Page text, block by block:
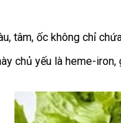
tâm, ốc không chỉ
chủ yếu là heme-